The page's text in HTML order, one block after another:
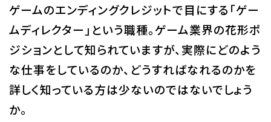
校舎・施設
学生生活・サポート
就職・キャリア
ゲームのエンディングクレジットで目にする「ゲー
ムディレクター」という職種。ゲーム業界の花形ポ
ジションとして知られていますが、実際にどのよう
な仕事をしているのか、どうすればなれるのかを
詳しく知っている方は少ないのではないでしょう
か。